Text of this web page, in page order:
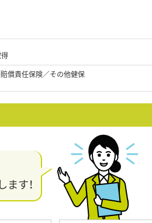
償責任保険／その他健保
ます！